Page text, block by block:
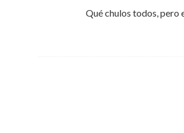
Qué chulos todos, pero